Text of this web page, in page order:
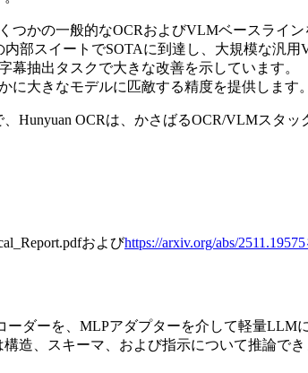
つかの一般的なOCRおよびVLMベースライン
内部スイートでSOTAに到達し、大規模な汎
幕抽出タスクで大きな改善を示しています。
に大きなモデルに匹敵する精度を提供します。
Hunyuan OCRは、かさばるOCR/VLMスタ
およびhttps://arxiv.org/abs/2511.19575
ーダーを、MLPアダプターを介して軽量
造、スキーマ、および指示について推論で